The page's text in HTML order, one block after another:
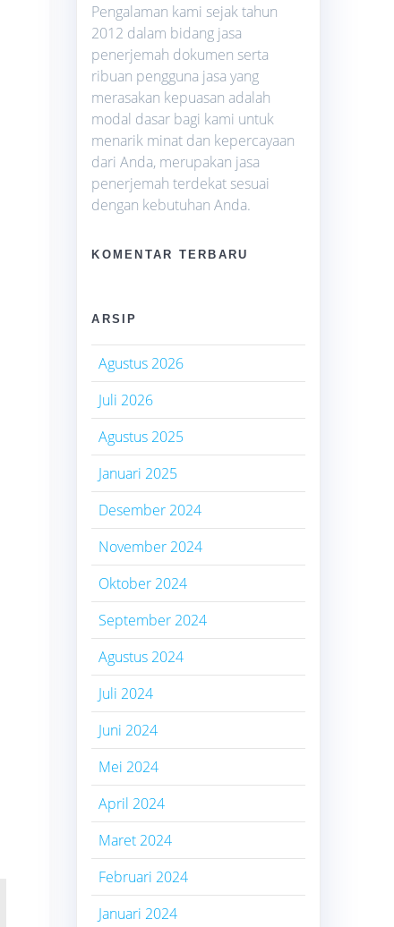
Pengalaman kami sejak tahun
2012 dalam bidang jasa
penerjemah dokumen serta
ribuan pengguna jasa yang
merasakan kepuasan adalah
modal dasar bagi kami untuk
menarik minat dan kepercayaan
dari Anda, merupakan jasa
penerjemah terdekat sesuai
dengan kebutuhan Anda.
KOMENTAR TERBARU
ARSIP
Agustus 2026
Juli 2026
Agustus 2025
Januari 2025
Desember 2024
November 2024
Oktober 2024
September 2024
Agustus 2024
Juli 2024
Juni 2024
Mei 2024
April 2024
Maret 2024
Februari 2024
Januari 2024